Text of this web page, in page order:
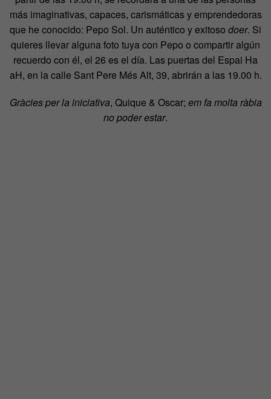
más imaginativas, capaces, carismáticas y emprendedoras
que he conocido: Pepo Sol. Un auténtico y exitoso doer. Si
quieres llevar alguna foto tuya con Pepo o compartir algún
recuerdo con él, el 26 es el día. Las puertas del Espai Ha
aH, en la calle Sant Pere Més Alt, 39, abrirán a las 19.00 h.
Gràciesper la iniciativa, Quique & Oscar; em fa molta ràbia
no poder estar.